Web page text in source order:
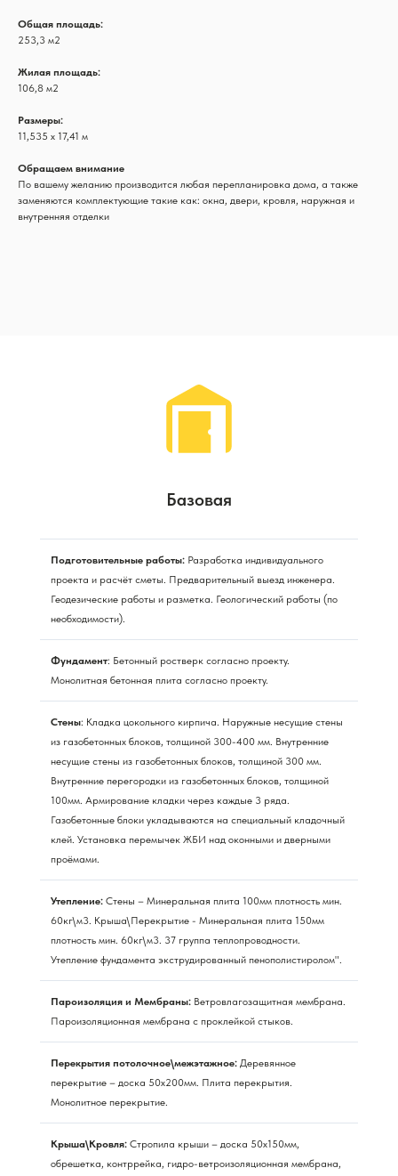
Общая площадь:
253,3 м2
Жилая площадь:
106,8 м2
Размеры:
11,535 х 17,41 м
Обращаем внимание
По вашему желанию производится любая перепланировка дома, а также
заменяются комплектующие такие как: окна, двери, кровля, наружная и
внутренняя отделки
Базовая
Подготовительные работы: Разработка индивидуального
проекта и расчёт сметы. Предварительный выезд инженера.
Геодезические работы и разметка. Геологический работы (по
необходимости).
Фундамент: Бетонный ростверк согласно проекту.
Монолитная бетонная плита согласно проекту.
Стены: Кладка цокольного кирпича. Наружные несущие стены
из газобетонных блоков, толщиной 300-400 мм. Внутренние
несущие стены из газобетонных блоков, толщиной 300 мм.
Внутренние перегородки из газобетонных блоков, толщиной
100мм. Армирование кладки через каждые 3 ряда.
Газобетонные блоки укладываются на специальный кладочный
клей. Установка перемычек ЖБИ над оконными и дверными
проёмами.
Утепление: Стены – Минеральная плита 100мм плотность мин.
60кг\м3. Крыша\Перекрытие - Минеральная плита 150мм
плотность мин. 60кг\м3. 37 группа теплопроводности.
Утепление фундамента экструдированный пенополистиролом".
Пароизоляция и Мембраны: Ветровлагозащитная мембрана.
Пароизоляционная мембрана с проклейкой стыков.
Перекрытия потолочное\межэтажное: Деревянное
перекрытие – доска 50х200мм. Плита перекрытия.
Монолитное перекрытие.
Крыша\Кровля: Стропила крыши – доска 50х150мм,
обрешетка, контррейка, гидро-ветроизоляционная мембрана,